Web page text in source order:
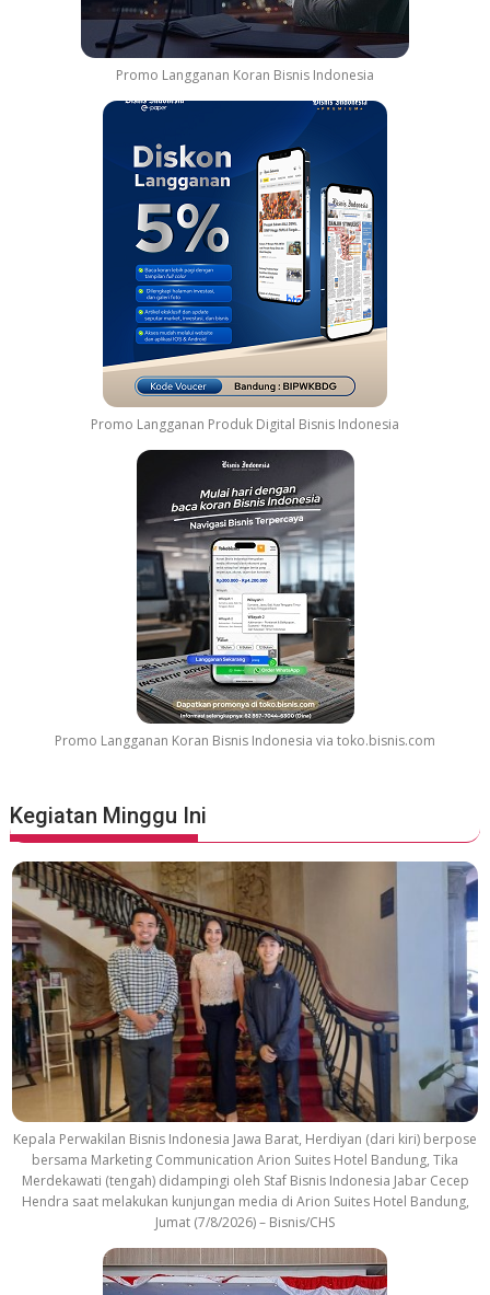
Promo Langganan Koran Bisnis Indonesia
Promo Langganan Produk Digital Bisnis Indonesia
Promo Langganan Koran Bisnis Indonesia via toko.bisnis.com
Kegiatan Minggu Ini
Kepala Perwakilan Bisnis Indonesia Jawa Barat, Herdiyan (dari kiri) berpose
bersama Marketing Communication Arion Suites Hotel Bandung, Tika
Merdekawati (tengah) didampingi oleh Staf Bisnis Indonesia Jabar Cecep
Hendra saat melakukan kunjungan media di Arion Suites Hotel Bandung,
Jumat (7/8/2026) – Bisnis/CHS